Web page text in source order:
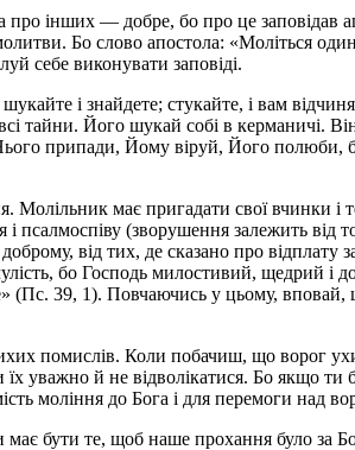
інших — добре, бо про це заповідав
Бо слово апостола: «Моліться
себе виконувати заповіді.
і знайдете; стукайте, і вам
тайни. Його шукай собі в керманичі.
припади, Йому віруй, Його полюби,
має пригадати свої вчинки і
псалмоспіву (зворушення залежить від
від тих, де сказано про
бо Господь милостивий, щедрий і
(Пс. 39, 1). Повчаючись у цьому, вповай,
помислів. Коли побачиш, що ворог
їх уважно й не відволікатися. Бо якщо
моління до Бога і для перемоги над
має бути те, щоб наше прохання було за